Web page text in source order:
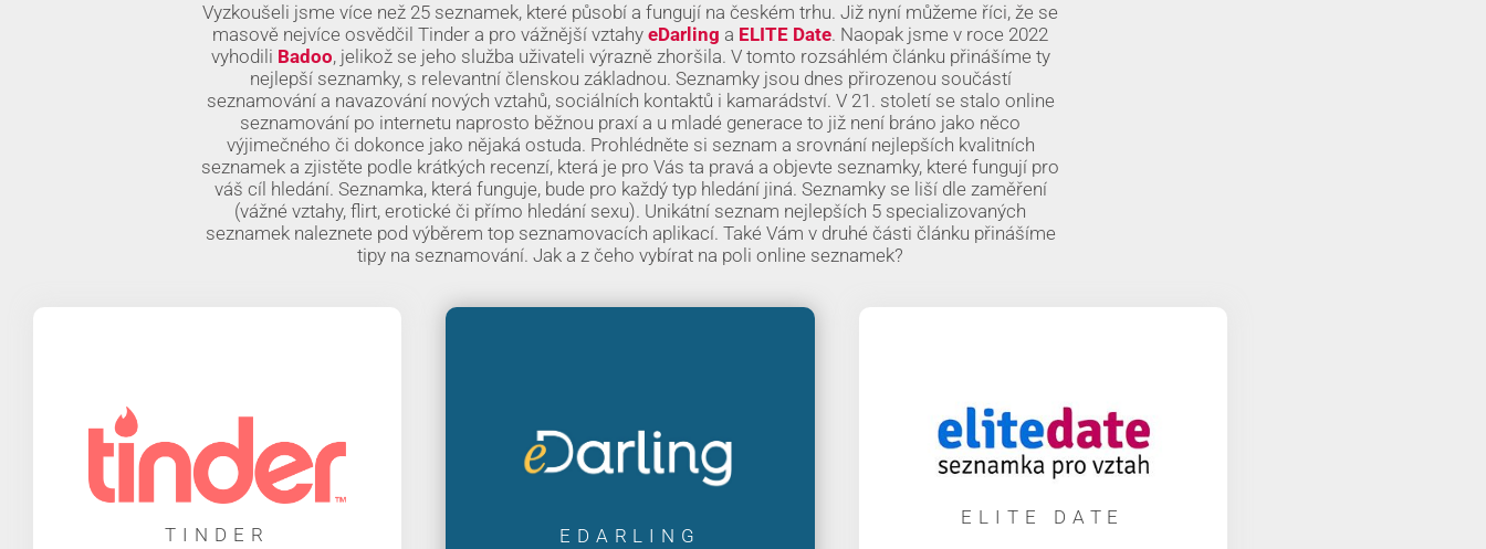
Vyzkoušeli jsme více než 25 seznamek, které působí a fungují na českém trhu. Již nyní můžeme říci, že se
masově nejvíce osvědčil Tinder a pro vážnější vztahy eDarling a ELITE Date. Naopak jsme v roce 2022
vyhodili Badoo, jelikož se jeho služba uživateli výrazně zhoršila. V tomto rozsáhlém článku přinášíme ty
nejlepší seznamky, s relevantní členskou základnou. Seznamky jsou dnes přirozenou součástí
seznamování a navazování nových vztahů, sociálních kontaktů i kamarádství. V 21. století se stalo online
seznamování po internetu naprosto běžnou praxí a u mladé generace to již není bráno jako něco
výjimečného či dokonce jako nějaká ostuda. Prohlédněte si seznam a srovnání nejlepších kvalitních
seznamek a zjistěte podle krátkých recenzí, která je pro Vás ta pravá a objevte seznamky, které fungují pro
váš cíl hledání. Seznamka, která funguje, bude pro každý typ hledání jiná. Seznamky se liší dle zaměření
(vážné vztahy, flirt, erotické či přímo hledání sexu). Unikátní seznam nejlepších 5 specializovaných
seznamek naleznete pod výběrem top seznamovacích aplikací. Také Vám v druhé části článku přinášíme
tipy na seznamování. Jak a z čeho vybírat na poli online seznamek?
TINDER EDARLING
ELITE DATE